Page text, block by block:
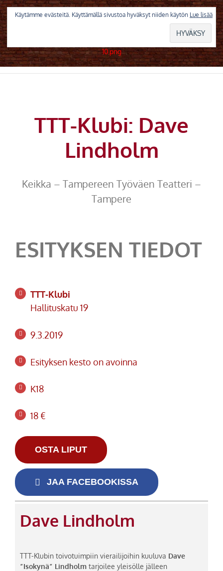
Skip
to
content
TTT-Klubi: Dave
Lindholm
Keikka – Tampereen Työväen Teatteri –
Tampere
ESITYKSEN TIEDOT
TTT-Klubi
Hallituskatu 19
9.3.2019
Esityksen kesto on avoinna
K18
18 €
OSTA LIPUT
JAA FACEBOOKISSA
Dave Lindholm
TTT-Klubin toivotuimpiin vierailijoihin kuuluva Dave
”Isokynä” Lindholm tarjoilee yleisölle jälleen
Käytämme evästeitä. Käyttämällä sivustoa hyväksyt niiden käytön Lue lisää